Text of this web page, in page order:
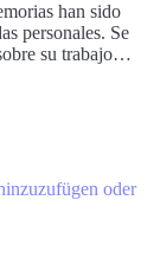
han sido
personales. Se
su trabajo…
oder